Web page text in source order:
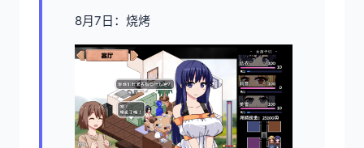
8月7日：烧烤